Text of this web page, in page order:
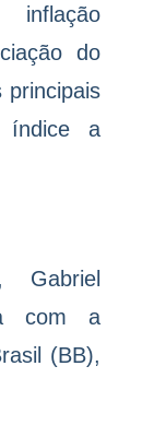
do
índice a
com a
(BB),